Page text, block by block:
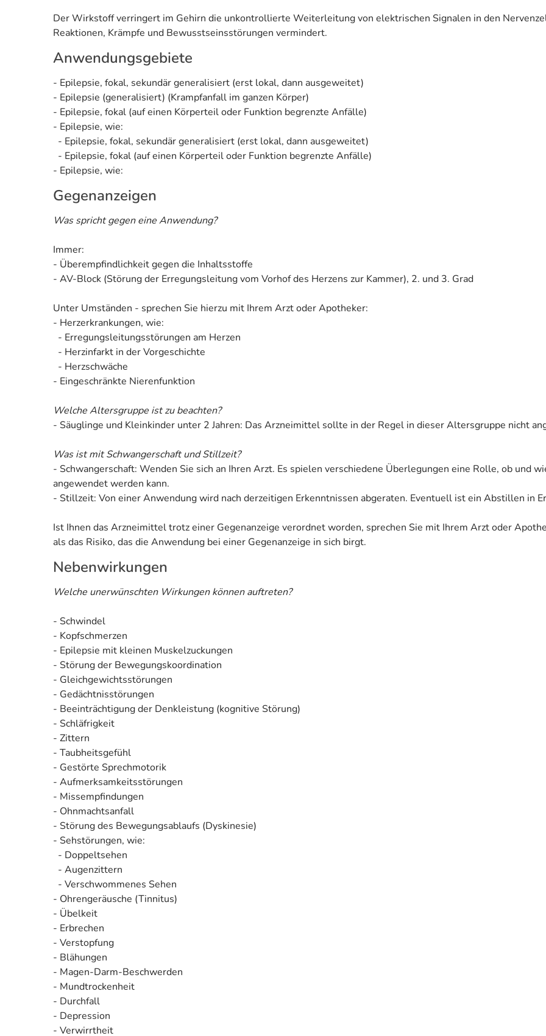
Der Wirkstoff verringert im Gehirn die unkontrollierte Weiterleitung von elektrischen Signalen in den
Reaktionen, Krämpfe und Bewusstseinsstörungen vermindert.
Anwendungsgebiete
- Epilepsie, fokal, sekundär generalisiert (erst lokal, dann ausgeweitet)
- Epilepsie (generalisiert) (Krampfanfall im ganzen Körper)
- Epilepsie, fokal (auf einen Körperteil oder Funktion begrenzte Anfälle)
- Epilepsie, wie:
- Epilepsie, fokal, sekundär generalisiert (erst lokal, dann ausgeweitet)
- Epilepsie, fokal (auf einen Körperteil oder Funktion begrenzte Anfälle)
- Epilepsie, wie:
Gegenanzeigen
Was spricht gegen eine Anwendung?
Immer:
- Überempfindlichkeit gegen die Inhaltsstoffe
- AV-Block (Störung der Erregungsleitung vom Vorhof des Herzens zur Kammer), 2. und 3. Grad
Unter Umständen - sprechen Sie hierzu mit Ihrem Arzt oder Apotheker:
- Herzerkrankungen, wie:
- Erregungsleitungsstörungen am Herzen
- Herzinfarkt in der Vorgeschichte
- Herzschwäche
- Eingeschränkte Nierenfunktion
Welche Altersgruppe ist zu beachten?
- Säuglinge und Kleinkinder unter 2 Jahren: Das Arzneimittel sollte in der Regel in dieser Altersgruppe nicht
Was ist mit Schwangerschaft und Stillzeit?
- Schwangerschaft: Wenden Sie sich an Ihren Arzt. Es spielen verschiedene Überlegungen eine Rolle, ob und
angewendet werden kann.
- Stillzeit: Von einer Anwendung wird nach derzeitigen Erkenntnissen abgeraten. Eventuell ist ein Abstillen in
Ist Ihnen das Arzneimittel trotz einer Gegenanzeige verordnet worden, sprechen Sie mit Ihrem Arzt oder
als das Risiko, das die Anwendung bei einer Gegenanzeige in sich birgt.
Nebenwirkungen
Welche unerwünschten Wirkungen können auftreten?
- Schwindel
- Kopfschmerzen
- Epilepsie mit kleinen Muskelzuckungen
- Störung der Bewegungskoordination
- Gleichgewichtsstörungen
- Gedächtnisstörungen
- Beeinträchtigung der Denkleistung (kognitive Störung)
- Schläfrigkeit
- Zittern
- Taubheitsgefühl
- Gestörte Sprechmotorik
- Aufmerksamkeitsstörungen
- Missempfindungen
- Ohnmachtsanfall
- Störung des Bewegungsablaufs (Dyskinesie)
- Sehstörungen, wie:
- Doppeltsehen
- Augenzittern
- Verschwommenes Sehen
- Ohrengeräusche (Tinnitus)
- Übelkeit
- Erbrechen
- Verstopfung
- Blähungen
- Magen-Darm-Beschwerden
- Mundtrockenheit
- Durchfall
- Depression
- Verwirrtheit